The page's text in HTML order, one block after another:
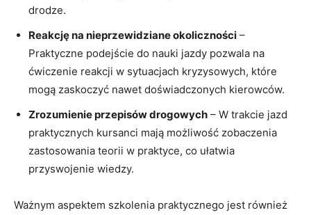
drodze.
Reakcję na nieprzewidziane okoliczności –
Praktyczne podejście do nauki jazdy pozwala na
ćwiczenie reakcji w sytuacjach kryzysowych, które
mogą zaskoczyć nawet doświadczonych kierowców.
Zrozumienie przepisów drogowych – W trakcie jazd
praktycznych kursanci mają możliwość zobaczenia
zastosowania teorii w praktyce, co ułatwia
przyswojenie wiedzy.
Ważnym aspektem szkolenia praktycznego jest również